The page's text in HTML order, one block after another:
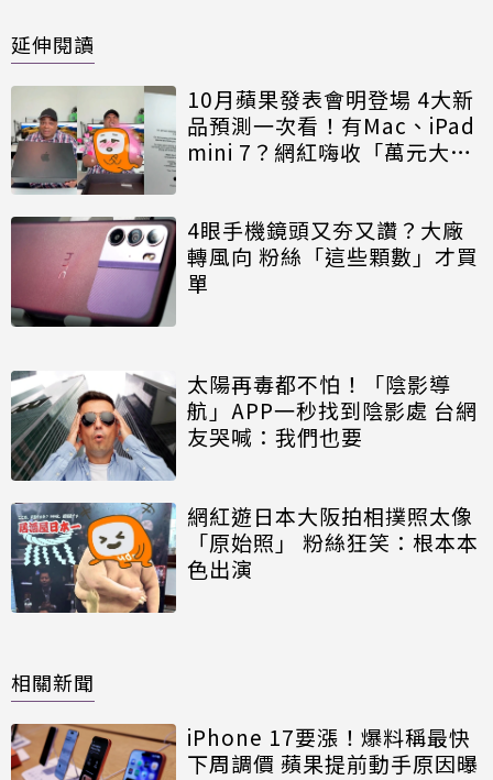
延伸閱讀
10月蘋果發表會明登場 4大新
品預測一次看！有Mac、iPad
mini 7？網紅嗨收「萬元大禮
4眼手機鏡頭又夯又讚？大廠
轉風向 粉絲「這些顆數」才買
單
太陽再毒都不怕！「陰影導
航」APP一秒找到陰影處 台網
友哭喊：我們也要
網紅遊日本大阪拍相撲照太像
「原始照」 粉絲狂笑：根本本
色出演
相關新聞
iPhone 17要漲！爆料稱最快
下周調價 蘋果提前動手原因曝